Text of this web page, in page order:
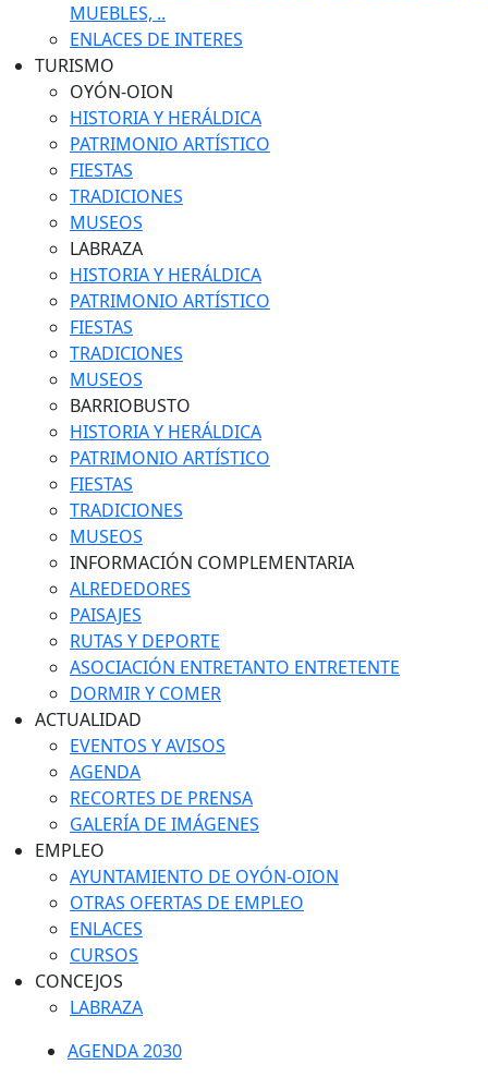
MUEBLES, ..
ENLACES DE INTERES
TURISMO
OYÓN-OION
HISTORIA Y HERÁLDICA
PATRIMONIO ARTÍSTICO
FIESTAS
TRADICIONES
MUSEOS
LABRAZA
HISTORIA Y HERÁLDICA
PATRIMONIO ARTÍSTICO
FIESTAS
TRADICIONES
MUSEOS
BARRIOBUSTO
HISTORIA Y HERÁLDICA
PATRIMONIO ARTÍSTICO
FIESTAS
TRADICIONES
MUSEOS
INFORMACIÓN COMPLEMENTARIA
ALREDEDORES
PAISAJES
RUTAS Y DEPORTE
ASOCIACIÓN ENTRETANTO ENTRETENTE
DORMIR Y COMER
ACTUALIDAD
EVENTOS Y AVISOS
AGENDA
RECORTES DE PRENSA
GALERÍA DE IMÁGENES
EMPLEO
AYUNTAMIENTO DE OYÓN-OION
OTRAS OFERTAS DE EMPLEO
ENLACES
CURSOS
CONCEJOS
LABRAZA
AGENDA 2030